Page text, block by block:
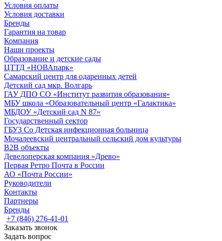
Условия оплаты
Условия доставки
Бренды
Гарантия на товар
Компания
Наши проекты
Образование и детские сады
ЦТТД «НОВАпарк»
Самарский центр для одаренных детей
Детский сад мкр. Волгарь
ГАУ ДПО СО «Институт развития образования»
МБУ школа «Образовательный центр «Галактика»
МБДОУ «Детский сад N 87»
Государственный сектор
ГБУЗ Со Детская инфекционная больница
Мочалеевский центральный сельский дом культуры
B2B объекты
Девелоперская компания «Древо»
Первая Ретро Почта в России
АО «Почта России»
Руководители
Контакты
Партнеры
Бренды
+7 (846) 276-41-01
Заказать звонок
Задать вопрос